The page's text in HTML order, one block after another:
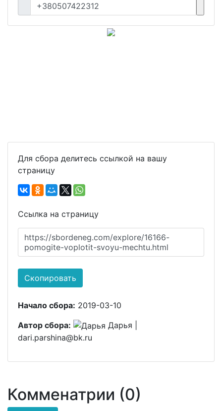
+380507422312
Для сбора делитесь ссылкой на вашу
страницу
Ссылка на страницу
https://sbordeneg.com/explore/16166-
pomogite-voplotit-svoyu-mechtu.html
Скопировать
Начало сбора: 2019-03-10
Автор сбора:
Дарья |
dari.parshina@bk.ru
Комменатрии (0)